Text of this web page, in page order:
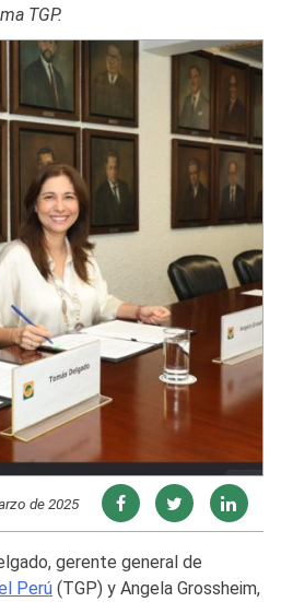
TGP.
de 2025
gerente general de
Perú (TGP) y Angela Grossheim,